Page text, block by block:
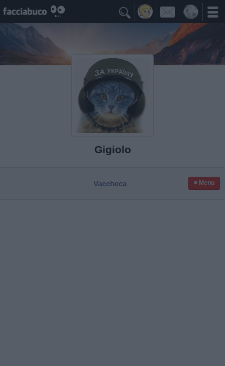

Gigiolo
Vaccheca ≡ Menu